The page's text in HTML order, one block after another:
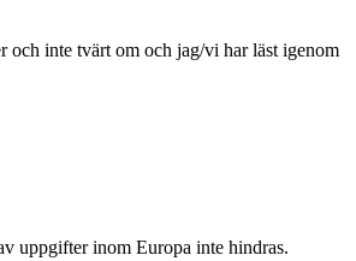
och inte tvärt om och jag/vi har läst igenom
uppgifter inom Europa inte hindras.